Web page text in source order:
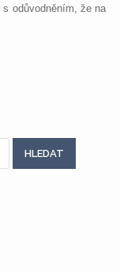
odůvodněním, že na